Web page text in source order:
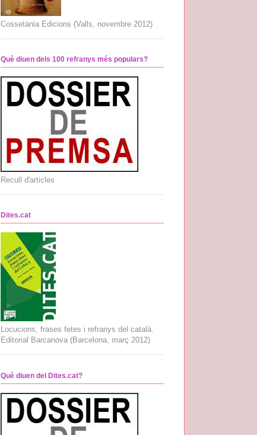
Cossetània Edicions (Valls, novembre 2012)
Què diuen dels 100 refranys més populars?
Recull d'articles
Dites.cat
Locucions, frases fetes i refranys del català.
Editorial Barcanova (Barcelona, març 2012)
Què diuen del Dites.cat?